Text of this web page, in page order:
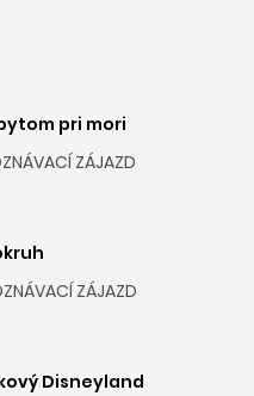
pri mori
ZÁJAZD
ZÁJAZD
Disneyland